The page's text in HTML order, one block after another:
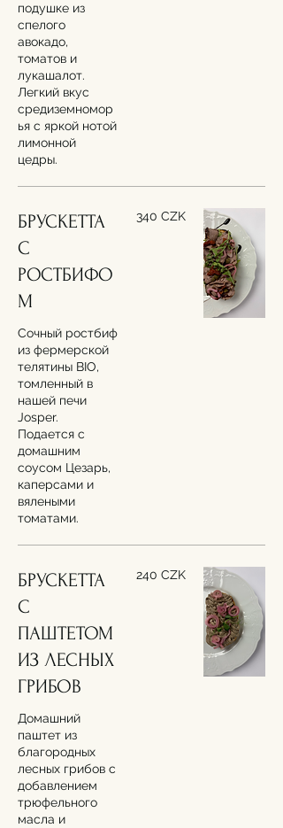
подушке из
спелого
авокадо,
томатов и
лукашалот.
Легкий вкус
средиземномор
ья с яркой нотой
лимонной
БРУСКЕТТА
С
РОСТБИФО
Сочный ростбиф
из фермерской
телятины BIO,
томленный в
нашей печи
Josper.
Подается с
домашним
соусом Цезарь,
каперсами и
вялеными
томатами.
340 CZK
БРУСКЕТТА
С
ПАШТЕТОМ
ИЗ ЛЕСНЫХ
Домашний
паштет из
благородных
лесных грибов с
добавлением
трюфельного
масла и
240 CZK